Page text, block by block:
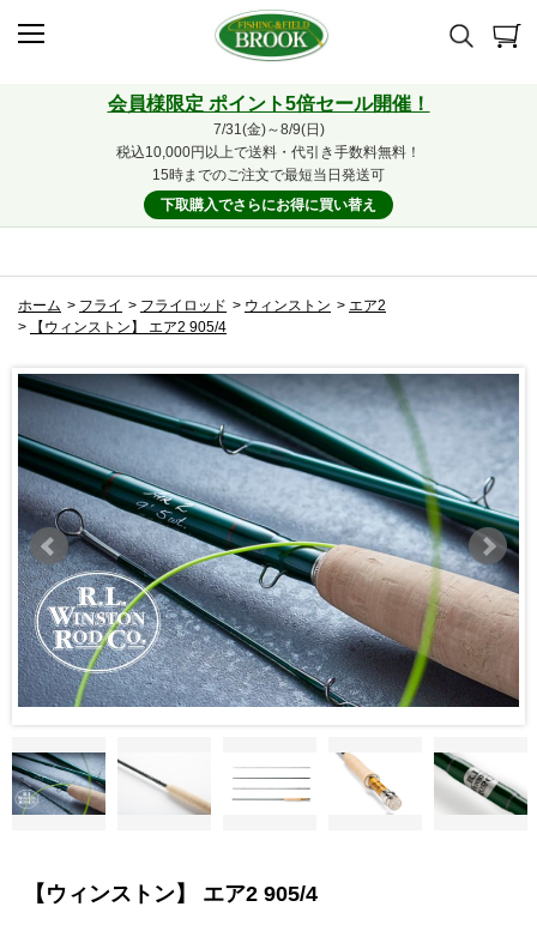
会員様限定 ポイント5倍セール開催！
7/31(金)～8/9(日)
税込10,000円以上で送料・代引き手数料無料！
15時までのご注文で最短当日発送可
下取購入でさらにお得に買い替え
ホーム > フライ > フライロッド > ウィンストン > エア2
>
【ウィンストン】 エア2 905/4
【ウィンストン】 エア2 905/4